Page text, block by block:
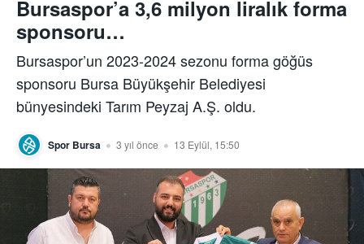
Bursaspor’a 3,6 milyon liralık forma
sponsoru…
Bursaspor’un 2023-2024 sezonu forma göğüs
sponsoru Bursa Büyükşehir Belediyesi
bünyesindeki Tarım Peyzaj A.Ş. oldu.
Spor Bursa 3 yıl önce 13 Eylül, 15:50